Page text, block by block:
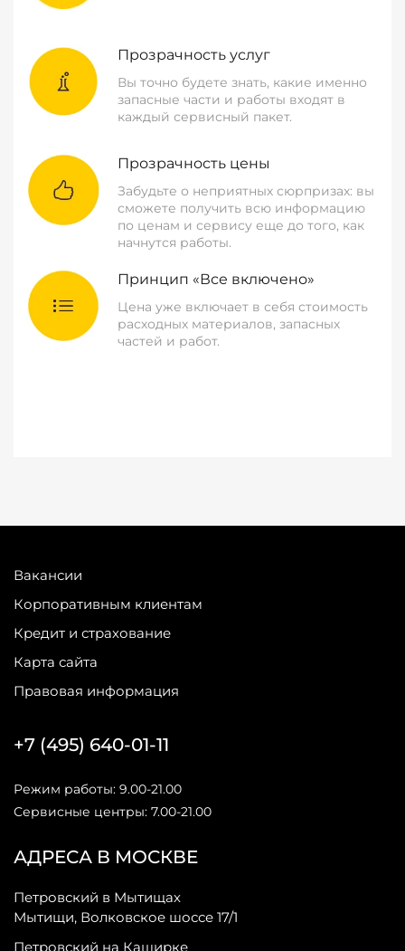
Прозрачность услуг
Вы точно будете знать, какие именно
запасные части и работы входят в
каждый сервисный пакет.
Прозрачность цены
Забудьте о неприятных сюрпризах: вы
сможете получить всю информацию
по ценам и сервису еще до того, как
начнутся работы.
Принцип «Все включено»
Цена уже включает в себя стоимость
расходных материалов, запасных
частей и работ.
Вакансии
Корпоративным клиентам
Кредит и страхование
Карта сайта
Правовая информация
АДРЕСА В МОСКВЕ
Петровский в Мытищах
Мытищи, Волковское шоссе 17/1
Петровский на Каширке
+7 (495) 640-01-11
Режим работы: 9.00-21.00
Сервисные центры: 7.00-21.00